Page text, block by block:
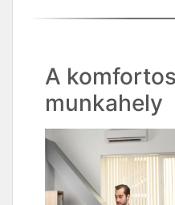
A
munkahely